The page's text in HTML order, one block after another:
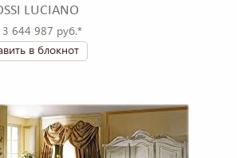
LUCIANO
644 987 руб.*
в блокнот